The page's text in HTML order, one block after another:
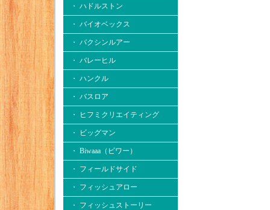
・ ハドルストン
・ バイオベックス
・ バクシンルアー
・ バレーヒル
・ ハンクル
・ バスロア
・ ヒフミクリエイティング
・ ビッグマン
・ Biwaaa（ビワー）
・ フィールドサイド
・ フィッシュアロー
・ フィッシュストーリー